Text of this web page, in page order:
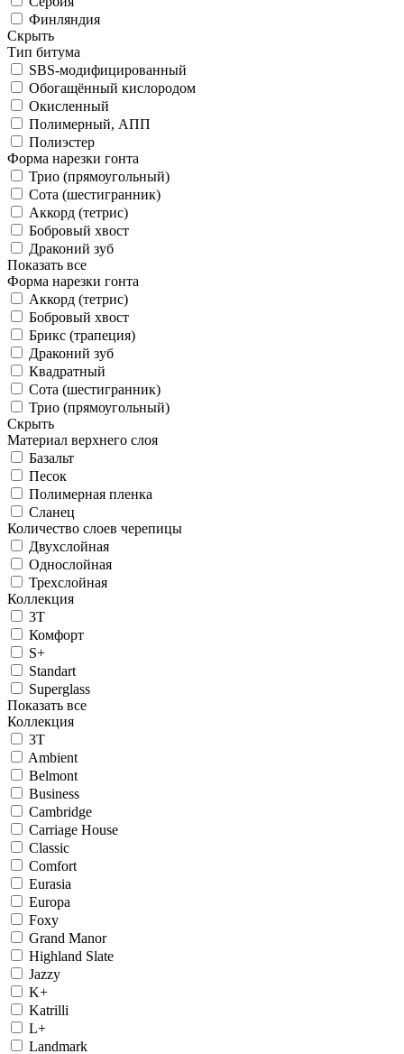
Финляндия
Скрыть
Тип битума
SBS-модифицированный
Обогащённый кислородом
Окисленный
Полимерный, АПП
Полиэстер
Форма нарезки гонта
Трио (прямоугольный)
Сота (шестигранник)
Аккорд (тетрис)
Бобровый хвост
Драконий зуб
Показать все
Форма нарезки гонта
Аккорд (тетрис)
Бобровый хвост
Брикс (трапеция)
Драконий зуб
Квадратный
Сота (шестигранник)
Трио (прямоугольный)
Скрыть
Материал верхнего слоя
Базальт
Песок
Полимерная пленка
Сланец
Количество слоев черепицы
Двухслойная
Однослойная
Трехслойная
Коллекция
3T
Комфорт
S+
Standart
Superglass
Показать все
Коллекция
3T
Ambient
Belmont
Business
Cambridge
Carriage House
Classic
Comfort
Eurasia
Europa
Foxy
Grand Manor
Highland Slate
Jazzy
K+
Katrilli
L+
Landmark